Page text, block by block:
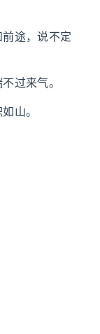
途，说不定
过来气。
山。